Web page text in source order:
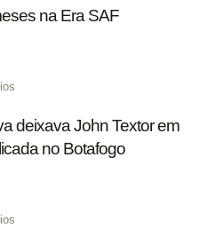
na Era SAF
deixava John Textor em
no Botafogo